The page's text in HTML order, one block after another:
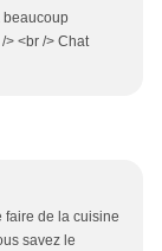
beaucoup
> <br /> Chat
faire de la cuisine
savez le